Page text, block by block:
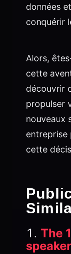
données
conquérir
Alors,
cette
découvrir
propulser
nouveaux
entreprise
cette
The